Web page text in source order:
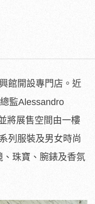
館開設專門店。近
監Alessandro
將展售空間由一樓
列服裝及男女時尚
珠寶、腕錶及香氛